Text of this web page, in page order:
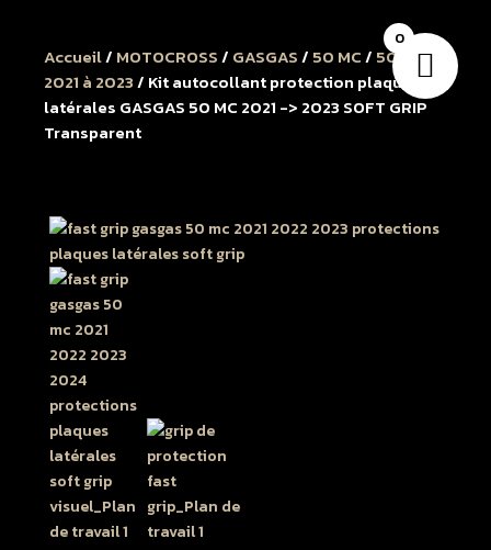
Accueil/ MOTOCROSS/ GASGAS/ 50 MC/ 50 MC
2021 à 2023/ Kit autocollant protection plaques
latérales GASGAS 50 MC 2021 -> 2023 SOFT GRIP
Transparent
0